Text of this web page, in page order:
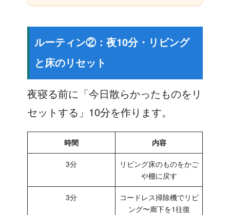
ルーティン②：夜10分・リビング
と床のリセット
夜寝る前に「今日散らかったものをリ
セットする」10分を作ります。
時間 内容
3分
リビング床のものをかご
や棚に戻す
3分
コードレス掃除機でリビ
ング〜廊下を1往復